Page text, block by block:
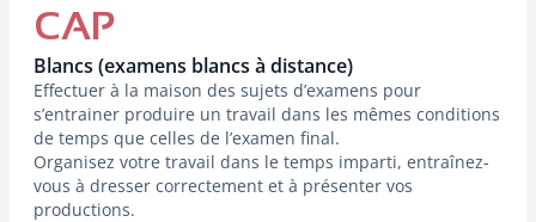
CAP
Blancs (examens blancs à distance)
Effectuer à la maison des sujets d’examens pour
s’entrainer produire un travail dans les mêmes conditions
de temps que celles de l’examen final.
Organisez votre travail dans le temps imparti, entraînez-
vous à dresser correctement et à présenter vos
productions.